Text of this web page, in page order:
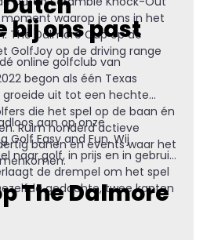
waarop je ons in het
The Dalmore Cup op de
GolfJoy op de driving range
bij ons past
online golfclub van
begon als één Texas
groeide uit tot een hechte
die het spel op de baan én
Ruim honderd actieve
banen en events waar het
aan op onze
Golf Easy and Fun. Wij
naar golf, in prijs en in gebruik.
de drempel om het spel
gedachte, twee kanten
The Dalmore